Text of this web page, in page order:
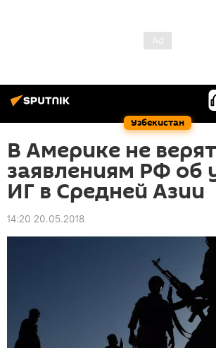
Узбекистан
В Америке не верят
заявлениям РФ об
ИГ в Средней Азии
14:20 20.05.2018